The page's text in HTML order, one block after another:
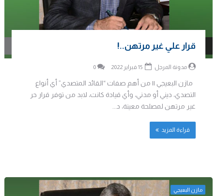
قرار علي غير مرتهن..!
مدونة المرجل 0
مازن البعيجي || من أهم صفات “القائد المتصدي” أي أنواع
التصدي، ديني أو مدني، وأي قيادة كانت، لابد من توفر قرار حر
غير مرتهن لمصلحة معينة، د...
قراءة المزيد
مازن البعيجي